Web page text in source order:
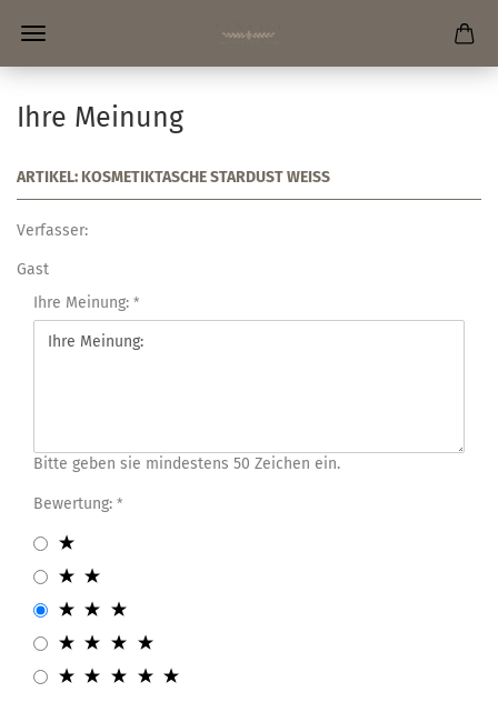
Ihre Meinung
ARTIKEL: KOSMETIKTASCHE STARDUST WEISS
Verfasser:
Gast
Ihre Meinung:
Bitte geben sie mindestens 50 Zeichen ein.
Bewertung: